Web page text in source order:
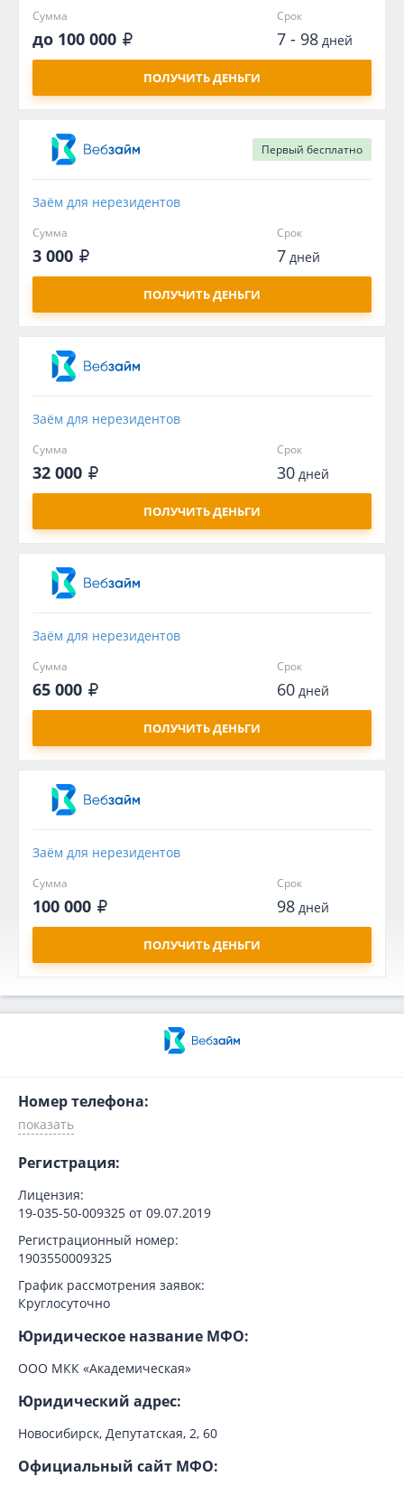
Сумма
до 100 000
Срок
7 - 98дней
ПОЛУЧИТЬ ДЕНЬГИ
Первый бесплатно
Заём для нерезидентов
Сумма
3 000
Срок
7дней
ПОЛУЧИТЬ ДЕНЬГИ
Заём для нерезидентов
Сумма
32 000
Срок
30дней
ПОЛУЧИТЬ ДЕНЬГИ
Заём для нерезидентов
Сумма
65 000
Срок
60дней
ПОЛУЧИТЬ ДЕНЬГИ
Заём для нерезидентов
Сумма
100 000
Срок
98дней
ПОЛУЧИТЬ ДЕНЬГИ
Номер телефона:
Регистрация:
Лицензия:
19-035-50-009325 от 09.07.2019
Регистрационный номер:
1903550009325
График рассмотрения заявок:
Круглосуточно
Юридическое название МФО:
ООО МКК «Академическая»
Юридический адрес:
Новосибирск, Депутатская, 2, 60
Официальный сайт МФО: